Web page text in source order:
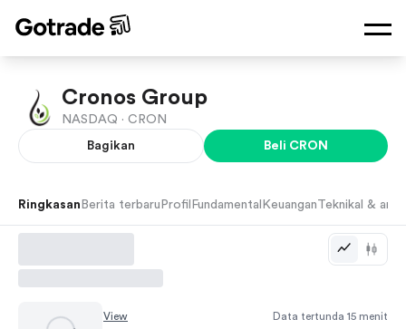
Cronos Group
NASDAQ · CRON
Bagikan Beli CRON
Ringkasan Berita terbaru Profil Fundamental Keuangan Teknikal &
Chart by TradingView Data tertunda 15 menit